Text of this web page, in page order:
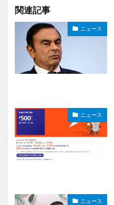
関連記事
ニュース
ニュース
ニュース